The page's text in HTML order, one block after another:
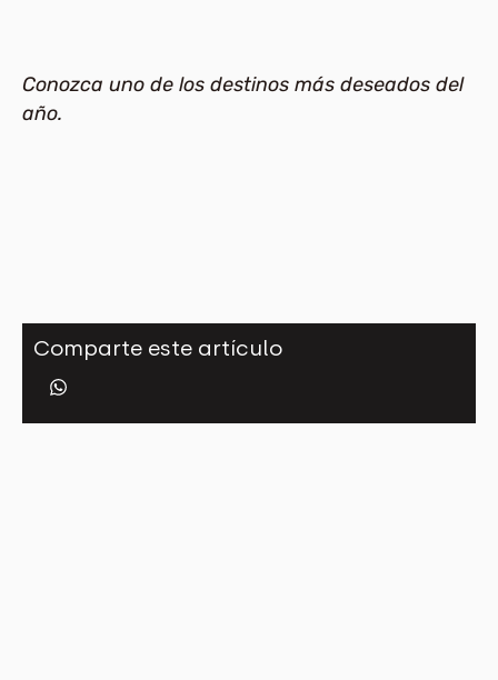
Conozca uno de los destinos más deseados del
año.
Comparte este artículo